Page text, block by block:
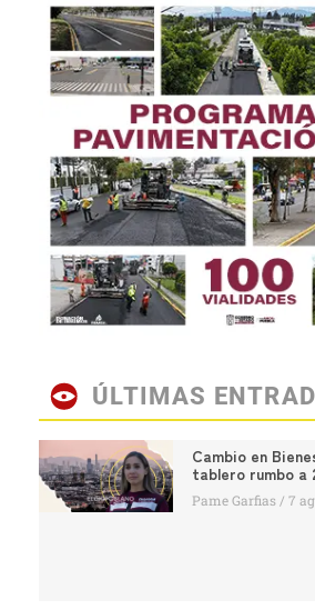
ÚLTIMAS
Cambio en
tablero rumbo a
Pame Garfias 7